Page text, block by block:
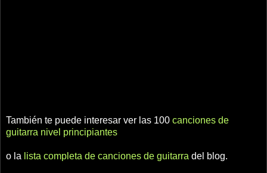
También te puede interesar ver las 100 canciones de
guitarra nivel principiantes
o la lista completa de canciones de guitarra del blog.